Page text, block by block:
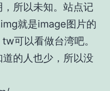
所以未知。站点记
就是image图片的
可以看做台湾吧。
的人也少，所以没